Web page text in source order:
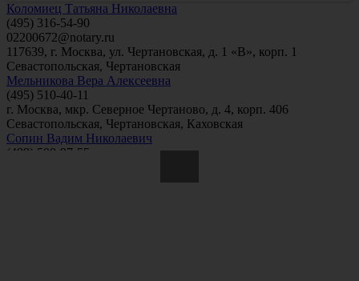
Коломиец Татьяна Николаевна
(495) 316-54-90
02200672@notary.ru
117639, г. Москва, ул. Чертановская, д. 1 «В», корп. 1
Севастопольская, Чертановская
Мельникова Вера Алексеевна
(495) 510-40-11
г. Москва, мкр. Северное Чертаново, д. 4, корп. 406
Севастопольская, Чертановская, Каховская
Сопин Вадим Николаевич
(499) 500-97-55
г. Москва, улица Чертановская, дом 1 В, корпус 1